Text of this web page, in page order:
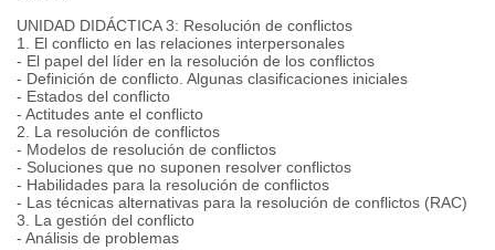
UNIDAD DIDÁCTICA 3: Resolución de conflictos
1. El conflicto en las relaciones interpersonales
- El papel del líder en la resolución de los conflictos
- Definición de conflicto. Algunas clasificaciones iniciales
- Estados del conflicto
- Actitudes ante el conflicto
2. La resolución de conflictos
- Modelos de resolución de conflictos
- Soluciones que no suponen resolver conflictos
- Habilidades para la resolución de conflictos
- Las técnicas alternativas para la resolución de conflictos (RAC)
3. La gestión del conflicto
- Análisis de problemas